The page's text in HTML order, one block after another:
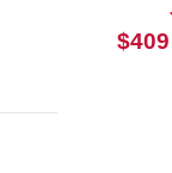
$409